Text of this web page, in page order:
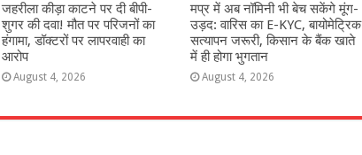
जहरीला कीड़ा काटने पर दी बीपी-
शुगर की दवा! मौत पर परिजनों का
हंगामा, डॉक्टरों पर लापरवाही का
आरोप
August 4, 2026
मप्र में अब नॉमिनी भी बेच सकेंगे मूंग-
उड़द: वारिस का E-KYC, बायोमेट्रिक
सत्यापन जरूरी, किसान के बैंक खाते
में ही होगा भुगतान
August 4, 2026